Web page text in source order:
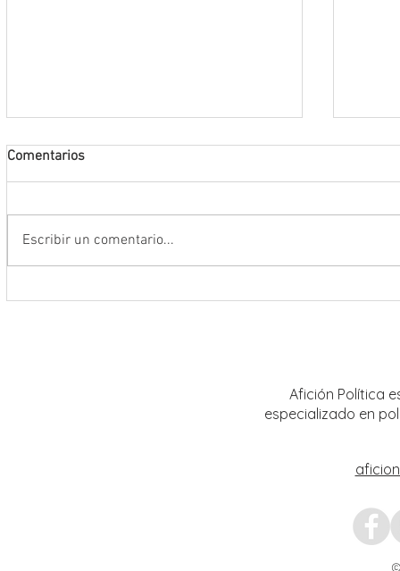
Comentarios
Escribir un comentario...
Afición Política
especializado en